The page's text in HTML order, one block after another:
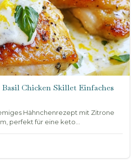
Chicken Skillet Einfaches
Hähnchenrezept mit Zitrone
perfekt für eine keto...